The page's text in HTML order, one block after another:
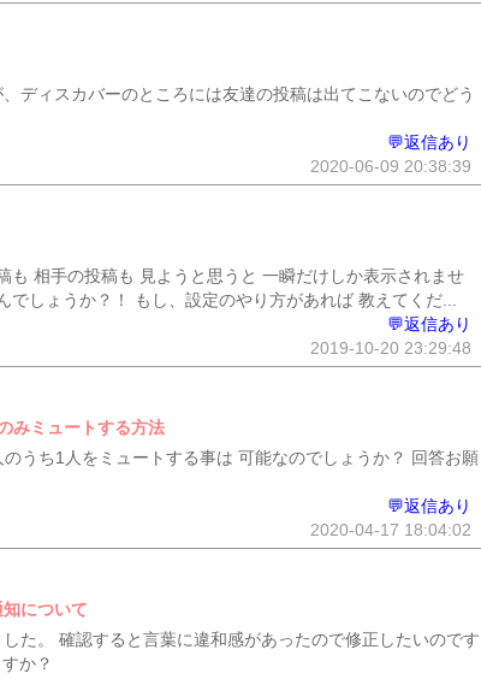
ディスカバーのところには友達の投稿は出てこないのでどう
💬返信あり
2020-06-09 20:38:39
も 相手の投稿も 見ようと思うと 一瞬だけしか表示されませ
しょうか？！ もし、設定のやり方があれば 教えてくだ...
💬返信あり
2019-10-20 23:29:48
みミュートする方法
うち1人をミュートする事は 可能なのでしょうか？ 回答お願
💬返信あり
2020-04-17 18:04:02
について
た。 確認すると言葉に違和感があったので修正したいのです
か？